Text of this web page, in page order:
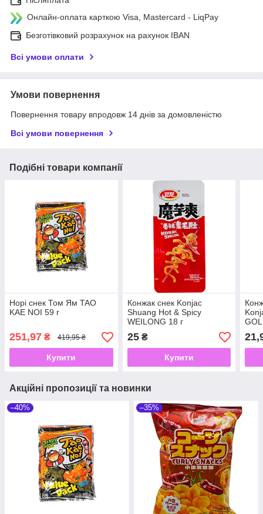
Онлайн-оплата карткою Visa, Mastercard - LiqPay
Безготівковий розрахунок на рахунок IBAN
Всі умови оплати
Умови повернення
Повернення товару впродовж 14 днів за домовленістю
Всі умови повернення
Подібні товари компанії
Норі снек Том Ям TAO
KAE NOI 59 г
251,97 ₴ 419,95 ₴
Купити
Конжак снек Konjac
Shuang Hot & Spicy
WEILONG 18 г
25₴
Купити
Акційні пропозиції та новинки
–40% –35%